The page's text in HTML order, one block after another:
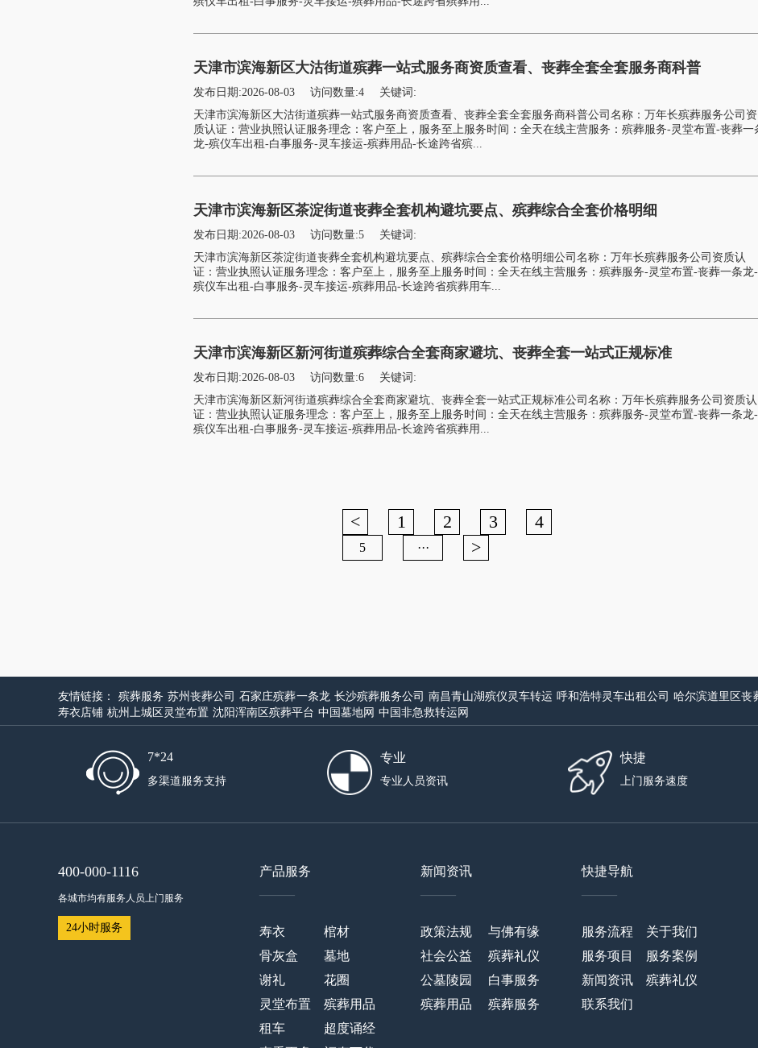
天津市滨海新区大沽街道殡葬一站式服务商资质查看、丧葬全套全套服务商科普
发布日期:2026-08-03 访问数量:4
关键词:
天津市滨海新区大沽街道殡葬一站式服务商资质查看、丧葬全套全套服务商科普公司名称：万年长殡葬服务公司资
质认证：营业执照认证服务理念：客户至上，服务至上服务时间：全天在线主营服务：殡葬服务-灵堂布置-丧葬一
龙-殡仪车出租-白事服务-灵车接运-殡葬用品-长途跨省殡...
天津市滨海新区茶淀街道丧葬全套机构避坑要点、殡葬综合全套价格明细
发布日期:2026-08-03 访问数量:5
关键词:
天津市滨海新区茶淀街道丧葬全套机构避坑要点、殡葬综合全套价格明细公司名称：万年长殡葬服务公司资质认
证：营业执照认证服务理念：客户至上，服务至上服务时间：全天在线主营服务：殡葬服务-灵堂布置-丧葬一条龙-
殡仪车出租-白事服务-灵车接运-殡葬用品-长途跨省殡葬用车...
天津市滨海新区新河街道殡葬综合全套商家避坑、丧葬全套一站式正规标准
发布日期:2026-08-03 访问数量:6
关键词:
天津市滨海新区新河街道殡葬综合全套商家避坑、丧葬全套一站式正规标准公司名称：万年长殡葬服务公司资质认
证：营业执照认证服务理念：客户至上，服务至上服务时间：全天在线主营服务：殡葬服务-灵堂布置-丧葬一条龙-
殡仪车出租-白事服务-灵车接运-殡葬用品-长途跨省殡葬用...
< 1 2 3 4
5 ··· >
友情链接： 殡葬服务 苏州丧葬公司 石家庄殡葬一条龙 长沙殡葬服务公司 南昌青山湖殡仪灵车转运 呼和浩特灵车出租公司 哈尔滨道里区丧
寿衣店铺 杭州上城区灵堂布置 沈阳浑南区殡葬平台 中国墓地网 中国非急救转运网
7*24
多渠道服务支持
专业
专业人员资讯
快捷
上门服务速度
400-000-1116
各城市均有服务人员上门服务
24小时服务
产品服务
——
寿衣
棺材
骨灰盒
墓地
谢礼
花圈
灵堂布置
殡葬用品
租车
超度诵经
新闻资讯
——
政策法规
与佛有缘
社会公益
殡葬礼仪
公墓陵园
白事服务
殡葬用品
殡葬服务
快捷导航
——
服务流程
关于我们
服务项目
服务案例
新闻资讯
殡葬礼仪
联系我们